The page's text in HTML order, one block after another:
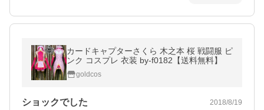
カードキャプターさくら 木之本 桜 戦闘服 ピ
ンク コスプレ 衣装 by-f0182【送料無料】
goldcos
ショックでした 2018/8/19